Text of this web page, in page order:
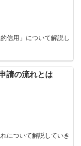
信用」について解説し
請の流れとは
について解説していき